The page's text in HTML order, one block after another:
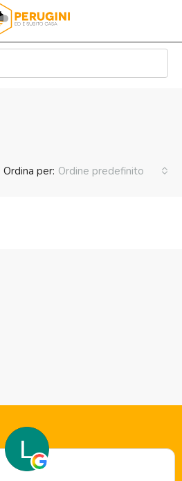
Ordina per: Ordine predefinito